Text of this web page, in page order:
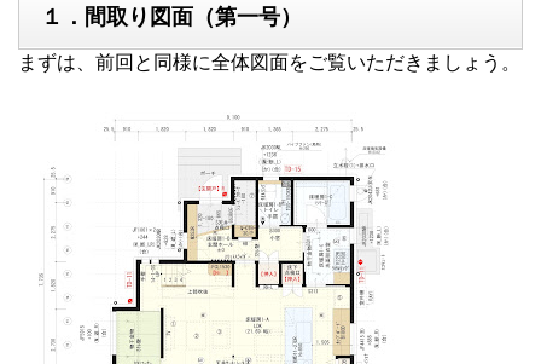
１．間取り図面（第一号）
まずは、前回と同様に全体図面をご覧いただきましょう。